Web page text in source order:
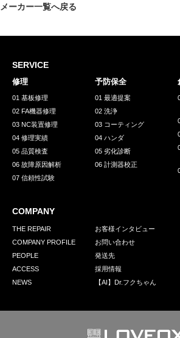
INTERVIEW
採用情報
GREEN
環境への取り組み
お問い合わせ 発送先
メーカー一覧へ戻る
SERVICE
修理
01 基板修理
02 FA機器修理
03 NC装置修理
04 修理実績
05 品質検査
06 故障原因解析
07 信頼性試験
予防保全
01 最適提案
02 洗浄
03 コーティング
04 ハンダ
05 劣化診断
06 計測器校正
COMPANY
THE REPAIR
COMPANY PROFILE
PEOPLE
ACCESS
NEWS
お客様インタビュー
お問い合わせ
発送先
採用情報
【AI】Dr.フクちゃん